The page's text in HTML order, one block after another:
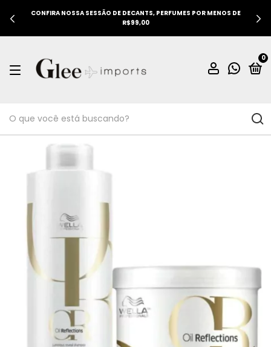
CONFIRA NOSSA SESSÃO DE DECANTS, PERFUMES POR MENOS DE
R$99,00
0